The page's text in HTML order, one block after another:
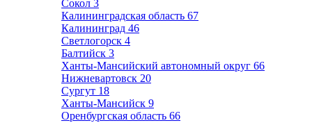
Сокол 3
Калининградская область 67
Калининград 46
Светлогорск 4
Балтийск 3
Ханты-Мансийский автономный округ 66
Нижневартовск 20
Сургут 18
Ханты-Мансийск 9
Оренбургская область 66